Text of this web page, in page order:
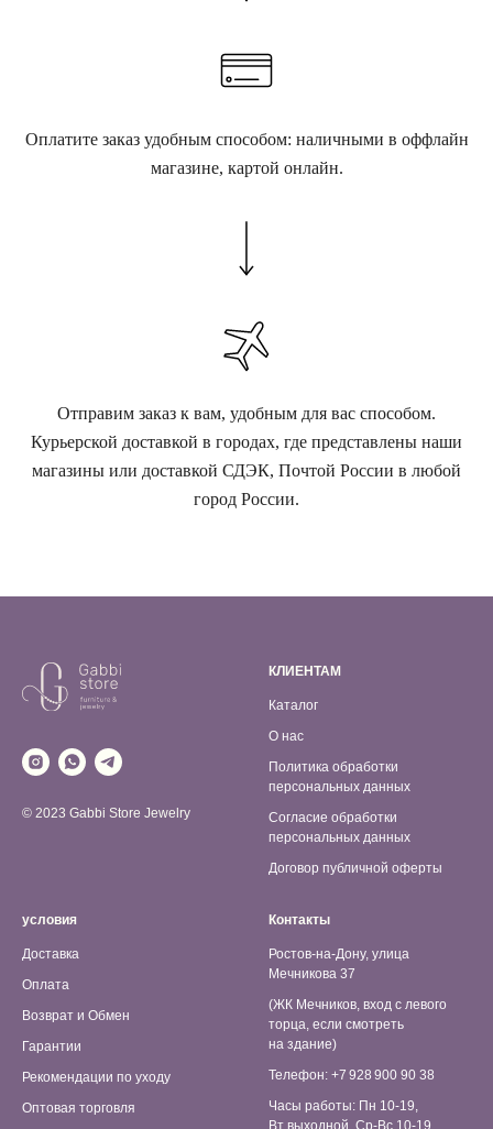
Оплатите заказ удобным способом: наличными в оффлайн
магазине, картой онлайн.
Отправим заказ к вам, удобным для вас способом.
Курьерской доставкой в городах, где представлены наши
магазины или доставкой СДЭК, Почтой России в любой
город России.
© 2023 Gabbi Store Jewelry
КЛИЕНТАМ
Каталог
О нас
Политика обработки
персональных данных
Согласие обработки
персональных данных
Договор публичной оферты
условия
Доставка
Оплата
Возврат и Обмен
Гарантии
Рекомендации по уходу
Оптовая торговля
Контакты
Ростов-на-Дону, улица
Мечникова 37
(ЖК Мечников, вход с левого
торца, если смотреть
на здание)
Телефон: +7 928 900 90 38
Часы работы: Пн 10-19,
Вт выходной, Ср-Вс 10-19